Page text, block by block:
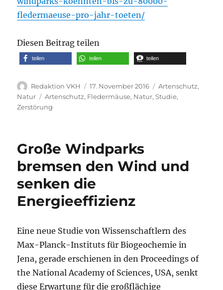
fledermaeuse-pro-jahr-toeten/
Diesen Beitrag teilen
teilen teilen teilen
Autor
Redaktion VKH
Veröffentlicht
am
17. November 2016 Kategorien
Artenschutz,
Natur
Schlagwörter
Artenschutz, Fledermäuse, Natur,Studie,
Zerstörung
Große Windparks
bremsen den Wind und
senken die
Energieeffizienz
Eine neue Studie von Wissenschaftlern des
Max-Planck-Instituts für Biogeochemie in
Jena, gerade erschienen in den Proceedings of
the National Academy of Sciences, USA, senkt
diese Erwartung für die großflächige